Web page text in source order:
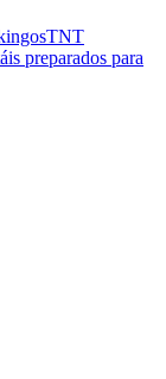
preparados para